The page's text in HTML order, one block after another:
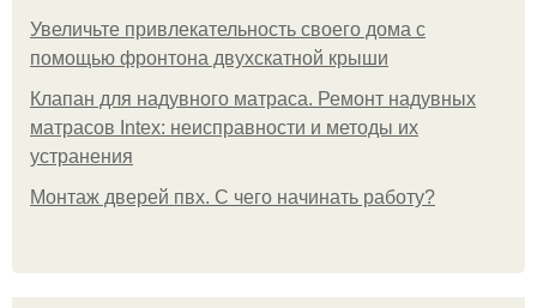
Увеличьте привлекательность своего дома с
помощью фронтона двухскатной крыши
Клапан для надувного матраса. Ремонт надувных
матрасов Intex: неисправности и методы их
устранения
Монтаж дверей пвх. С чего начинать работу?